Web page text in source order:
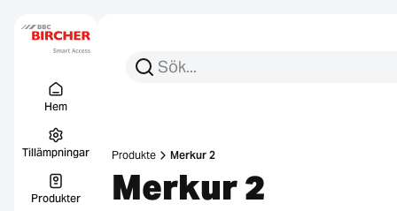
Hem
Tillämpningar
Produkter
Sök efter:
Sök
Produkte Merkur 2
Merkur 2